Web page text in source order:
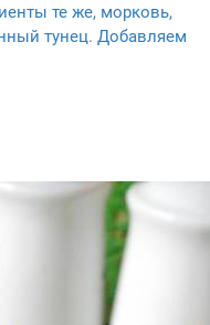
те же, морковь,
тунец. Добавляем